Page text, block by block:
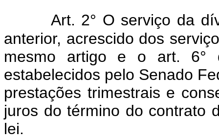
Art. 2° O serviço da
anterior, acrescido dos
mesmo artigo e o art. 6°
estabelecidos pelo Senado
prestações trimestrais e
juros do término do contrato
lei.